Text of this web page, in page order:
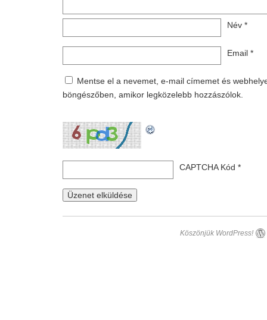
Név *
Email *
Mentse el a nevemet, e-mail címemet és
böngészőben, amikor legközelebb hozzászólok.
CAPTCHA Kód *
Köszönjük WordPress!